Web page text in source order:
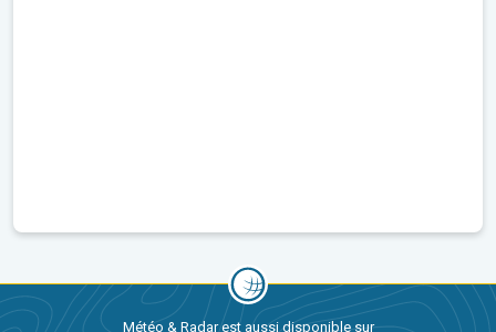
Météo & Radar est aussi disponible sur